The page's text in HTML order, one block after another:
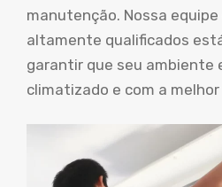
manutenção. Nossa
altamente qualificados
garantir que seu ambiente
climatizado e com a